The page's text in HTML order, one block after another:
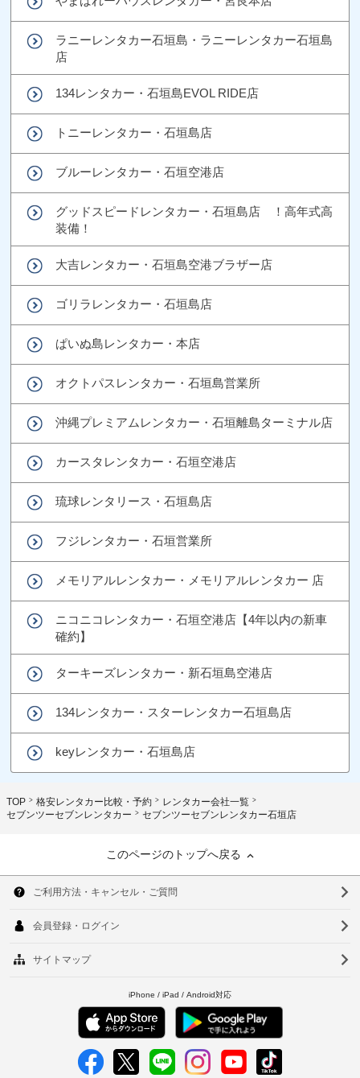
ラニーレンタカー石垣島・ラニーレンタカー石垣島
店
134レンタカー・石垣島EVOL RIDE店
トニーレンタカー・石垣島店
ブルーレンタカー・石垣空港店
グッドスピードレンタカー・石垣島店 ！高年式高
装備！
大吉レンタカー・石垣島空港ブラザー店
ゴリラレンタカー・石垣島店
ぱいぬ島レンタカー・本店
オクトパスレンタカー・石垣島営業所
沖縄プレミアムレンタカー・石垣離島ターミナル店
カースタレンタカー・石垣空港店
琉球レンタリース・石垣島店
フジレンタカー・石垣営業所
メモリアルレンタカー・メモリアルレンタカー 店
ニコニコレンタカー・石垣空港店【4年以内の新車
確約】
ターキーズレンタカー・新石垣島空港店
134レンタカー・スターレンタカー石垣島店
keyレンタカー・石垣島店
TOP 格安レンタカー比較・予約
レンタカー会社一覧
セブンツーセブンレンタカー
セブンツーセブンレンタカー石垣店
このページのトップへ戻る